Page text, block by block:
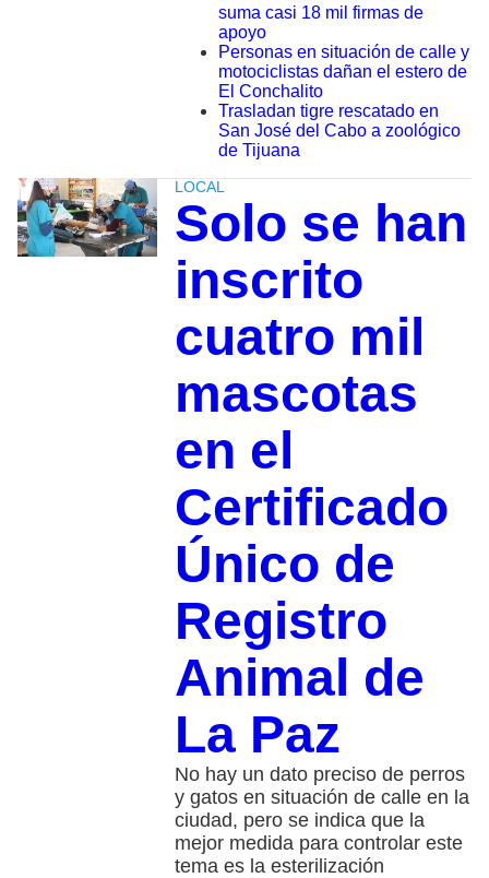
suma casi 18 mil firmas de
apoyo
Personas en situación de calle y
motociclistas dañan el estero de
El Conchalito
Trasladan tigre rescatado en
San José del Cabo a zoológico
de Tijuana
LOCAL
Solo se han
inscrito
cuatro mil
mascotas
en el
Certificado
Único de
Registro
Animal de
La Paz
No hay un dato preciso de perros
y gatos en situación de calle en la
ciudad, pero se indica que la
mejor medida para controlar este
tema es la esterilización